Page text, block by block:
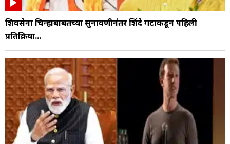
शिवसेना चिन्हाबाबतच्या सुनावणीनंतर शिंदे गटाकडून पहिली
प्रतिक्रिया...